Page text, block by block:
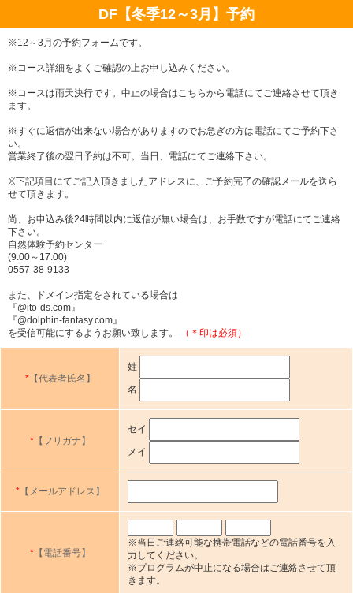
DF【冬季12～3月】予約
※12～3月の予約フォームです。
※コース詳細をよくご確認の上お申し込みください。
※コースは雨天決行です。中止の場合はこちらから電話にてご連絡させて頂き
ます。
※すぐに返信が出来ない場合がありますのでお急ぎの方は電話にてご予約下さ
い。
営業終了後の翌日予約は不可。当日、電話にてご連絡下さい。
※下記項目にてご記入頂きましたアドレスに、ご予約完了の確認メールを送ら
せて頂きます。
尚、お申込み後24時間以内に返信が無い場合は、お手数ですが電話にてご連絡
下さい。
自然体験予約センター
(9:00～17:00)
0557-38-9133
また、ドメイン指定をされている場合は
『@ito-ds.com』
『@dolphin-fantasy.com』
を受信可能にするようお願い致します。
（＊印は必須）
*【代表者氏名】
姓
名
*【フリガナ】
セイ
メイ
*【メールアドレス】
*【電話番号】
-
-
※当日ご連絡可能な携帯電話などの電話番号を入
力してください。
※プログラムが中止になる場合はご連絡させて頂
きます。